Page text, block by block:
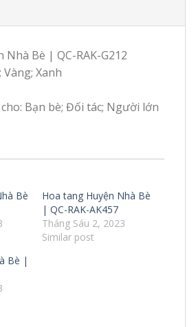
Nhà Bè | QC-RAK-G212
Xanh
Bạn bè; Đối tác; Người lớn
Bè
Hoa tang Huyện Nhà Bè
| QC-RAK-AK457
Tháng Sáu 2, 2023
Similar post
Bè |